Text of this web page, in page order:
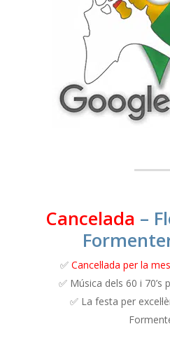
Cancelada –
✅ Cancel·lada per la
✅ Música dels 60 i 70’s
✅ La festa per